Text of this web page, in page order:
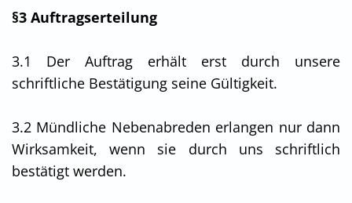
§3 Auftragserteilung
3.1 Der Auftrag erhält erst durch unsere
schriftliche Bestätigung seine Gültigkeit.
3.2 Mündliche Nebenabreden erlangen nur dann
Wirksamkeit, wenn sie durch uns schriftlich
bestätigt werden.